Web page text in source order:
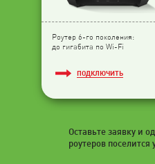
Роутер 6-го поколения:
до гигабита по Wi-Fi
ПОДКЛЮЧИТЬ
Оставьте заявку и
роутеров поселится